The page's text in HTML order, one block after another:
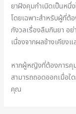
ยาฝังคุมกำเนิดเป็นหนึ่
โดยเฉพาะสำหรับผู้ที่ต้
กังวลเรื่องลืมกินยา อ
เนื่องจากผลข้างเคียง
หากผู้หญิงที่ต้องการคุ
สามารถถอดออกเมื่อใ
คุณ